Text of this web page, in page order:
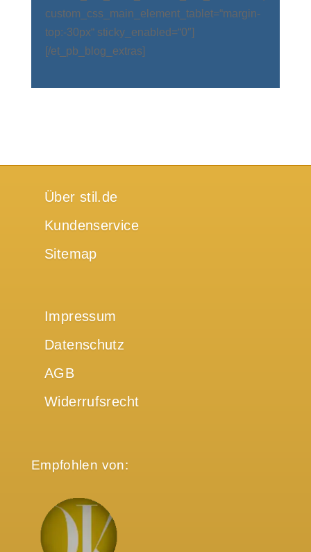
custom_css_main_element_tablet=“margin-
top:-30px“ sticky_enabled=“0″]
[/et_pb_blog_extras]
Über stil.de
Kundenservice
Sitemap
Impressum
Datenschutz
AGB
Widerrufsrecht
Empfohlen von: